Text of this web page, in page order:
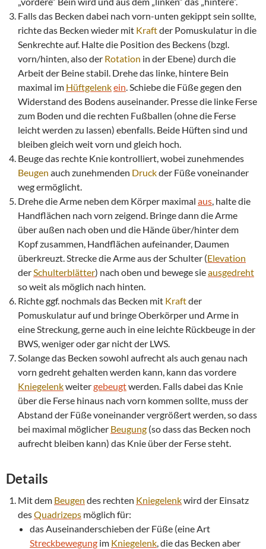
Falls das Becken dabei nach vorn-unten gekippt sein sollte,
richte das Becken wieder mit Kraftder Pomuskulatur in die
Senkrechte auf. Halte die Position des Beckens (bzgl.
vorn/hinten, also der Rotation in der Ebene) durch die
Arbeit der Beine stabil. Drehe das linke, hintere Bein
maximal im Hüftgelenkein. Schiebe die Füße gegen den
Widerstand des Bodens auseinander. Presse die linke Ferse
zum Boden und die rechten Fußballen (ohne die Ferse
leicht werden zu lassen) ebenfalls. Beide Hüften sind und
bleiben gleich weit vorn und gleich hoch.
Beuge das rechte Knie kontrolliert, wobei zunehmendes
Beugen auch zunehmenden Druckder Füße voneinander
weg ermöglicht.
Drehe die Arme neben dem Körper maximal aus, halte die
Handflächen nach vorn zeigend. Bringe dann die Arme
über außen nach oben und die Hände über/hinter dem
Kopf zusammen, Handflächen aufeinander, Daumen
überkreuzt. Strecke die Arme aus der Schulter (Elevation
derSchulterblätter) nach oben und bewege sieausgedreht
so weit als möglich nach hinten.
Richte ggf. nochmals das Becken mit Kraftder
Pomuskulatur auf und bringe Oberkörper und Arme in
eine Streckung, gerne auch in eine leichte Rückbeuge in der
BWS, weniger oder gar nicht der LWS.
Solange das Becken sowohl aufrecht als auch genau nach
vorn gedreht gehalten werden kann, kann das vordere
Kniegelenkweitergebeugtwerden. Falls dabei das Knie
über die Ferse hinaus nach vorn kommen sollte, muss der
Abstand der Füße voneinander vergrößert werden, so dass
bei maximal möglicher Beugung (so dass das Becken noch
aufrecht bleiben kann) das Knie über der Ferse steht.
Details
Mit dem Beugen des rechten Kniegelenkwird der Einsatz
desQuadrizeps möglich für:
das Auseinanderschieben der Füße (eine Art
Streckbewegung im Kniegelenk, die das Becken aber